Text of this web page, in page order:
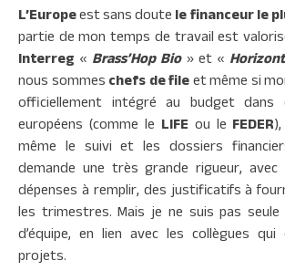
L’Europeest sans doutele financeur le
partie de mon temps de travail est
Interreg « Brass’Hop Bio» et «
nous sommeschefs de fileet même si
officiellement intégré au budget dans
européens (comme le LIFE ou le FEDER
même le suivi et les dossiers
demande une très grande rigueur,
dépenses à remplir, des justificatifs à
les trimestres. Mais je ne suis pas
d’équipe, en lien avec les collègues
projets.